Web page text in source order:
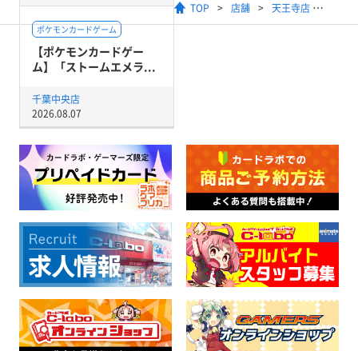
ポケモンカードゲーム
【ポケモンカードゲー
ム】「ストームエメラ...
千葉中央店
2026.08.07
TOP 店舗 天王寺店